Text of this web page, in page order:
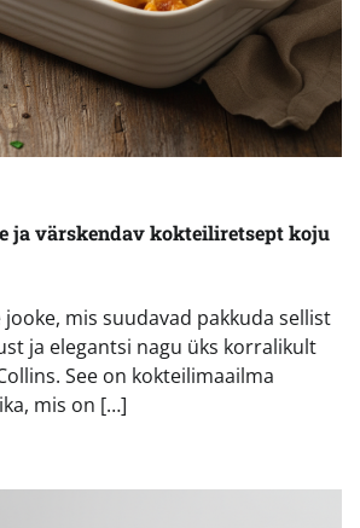
ja värskendav kokteiliretsept koju
mis suudavad pakkuda sellist
ja elegantsi nagu üks korralikult
See on kokteilimaailma
mis on […]